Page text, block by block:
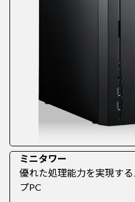
ミニタワー
優れた処理能力を実現す
プPC